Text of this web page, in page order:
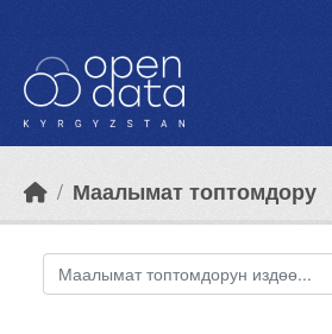
Маалымат топтомдору